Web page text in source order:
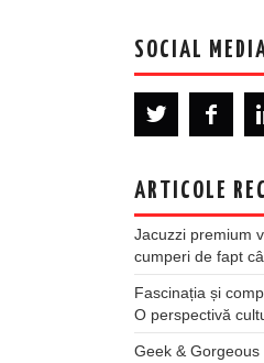
SOCIAL
ARTICOLE
Jacuzzi premium
cumperi de fapt
Fascinația și
O perspectivă
Geek & Gorgeous